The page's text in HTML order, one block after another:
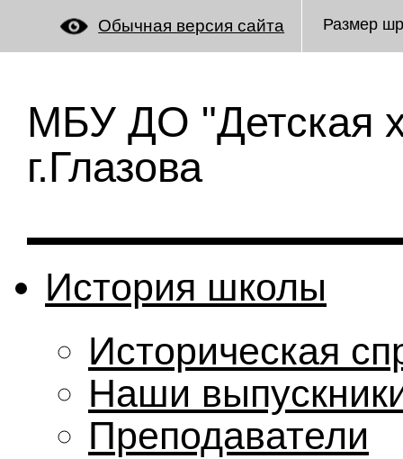
Обычная версия сайта Размер
МБУ ДО "Детская
г.Глазова
История школы
Историческая
Наши
Преподаватели